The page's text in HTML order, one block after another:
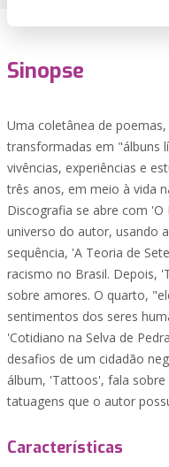
Sinopse
Uma coletânea de
transformadas em "álbuns
vivências, experiências e
três anos, em meio à vida
Discografia se abre com
universo do autor, usando
sequência, 'A Teoria de
racismo no Brasil. Depois,
sobre amores. O quarto,
sentimentos dos seres
'Cotidiano na Selva de
desafios de um cidadão
álbum, 'Tattoos', fala sobre
tatuagens que o autor
Características